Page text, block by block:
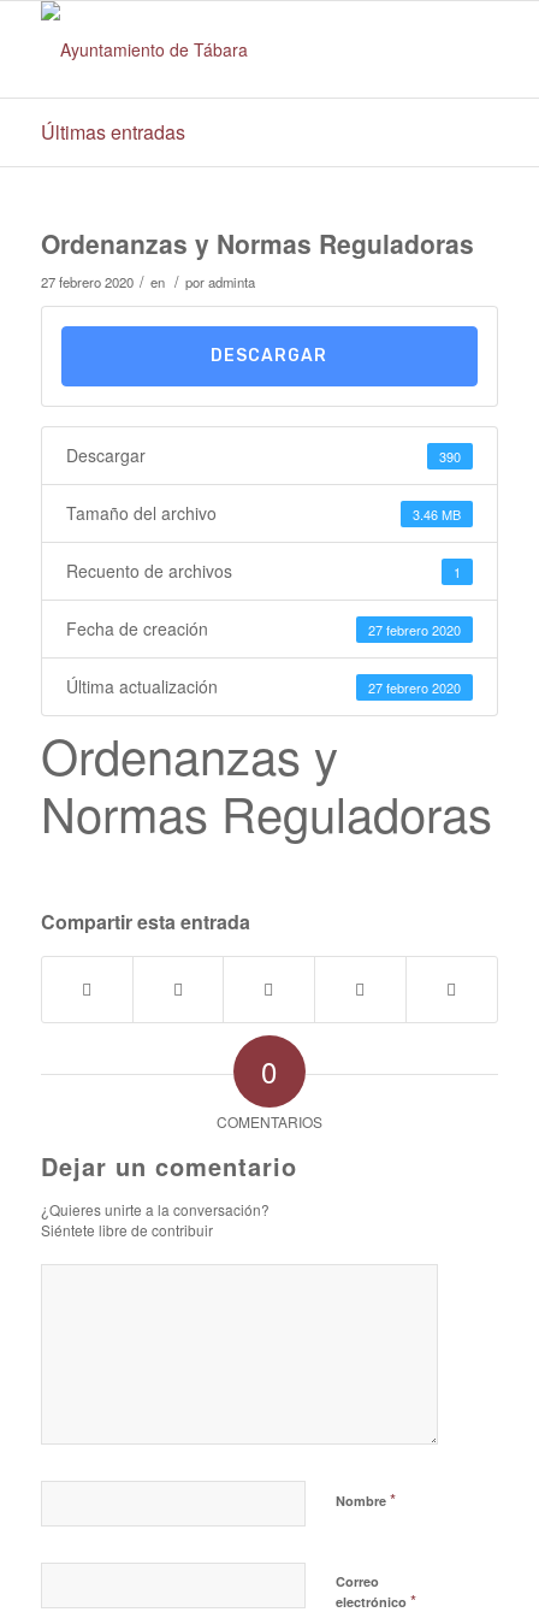
Últimas entradas
Ordenanzas y Normas Reguladoras
27 febrero 2020 / en / poradminta
DESCARGAR
Descargar 390
Tamaño del archivo 3.46 MB
Recuento de archivos 1
Fecha de creación 27 febrero 2020
Última actualización 27 febrero 2020
Ordenanzas y
Normas Reguladoras
Compartir esta entrada
0
COMENTARIOS
Dejar un comentario
¿Quieres unirte a la conversación?
Siéntete libre de contribuir
Nombre *
Correo
electrónico *